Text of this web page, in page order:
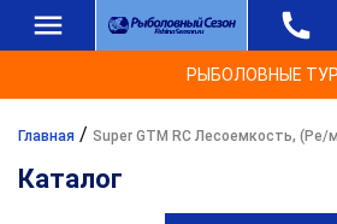
РЫБОЛОВНЫЕ
Главная / Super GTM RC Лесоемкость, (Ре/
Каталог